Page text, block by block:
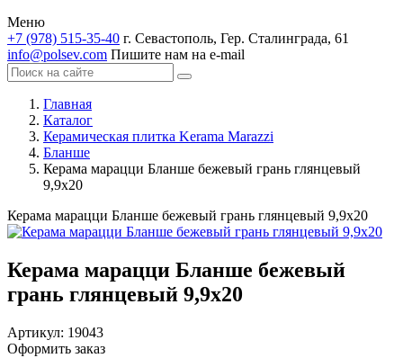
Меню
+7 (978) 515-35-40 г. Севастополь, Гер. Сталинграда, 61
info@polsev.com Пишите нам на e-mail
Главная
Каталог
Керамическая плитка Kerama Marazzi
Бланше
Керама марацци Бланше бежевый грань глянцевый
9,9х20
Керама марацци Бланше бежевый грань глянцевый 9,9х20
Керама марацци Бланше бежевый
грань глянцевый 9,9х20
Артикул: 19043
Оформить заказ